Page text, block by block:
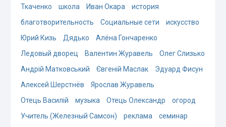
Ткаченко
школа Иван Окара
история
благотворительность
Социальные сети
искусство
Юрий Кизь
Дядько
Алёна Гончаренко
Ледовый дворец
Валентин Журавель
Олег Слизько
Андрій Матковський
Євгеній Маслак
Эдуард Фисун
Алексей Шерстнёв
Ярослав Журавель
Отець Василій
музыка Отець Олександр
огород
Учитель (Железный Самсон)
реклама
семинар